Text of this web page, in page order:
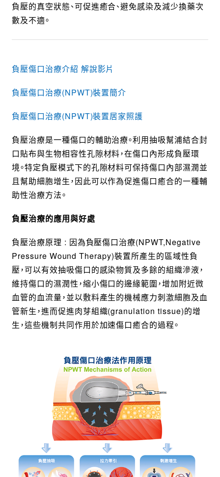
負壓的真空狀態、可促進癒合、避免感染及減少換藥次
數及不適。
負壓傷口治療介紹 解說影片
負壓傷口治療(NPWT)裝置簡介
負壓傷口治療(NPWT)裝置居家照護
負壓治療是一種傷口的輔助治療。利用抽吸幫浦結合封
口貼布與生物相容性孔隙材料，在傷口內形成負壓環
境。特定負壓模式下的孔隙材料可保持傷口內部濕潤並
且幫助細胞增生，因此可以作為促進傷口癒合的一種輔
助性治療方法。
負壓治療的應用與好處
負壓治療原理 : 因為負壓傷口治療(NPWT,Negative
Pressure Wound Therapy)裝置所產生的區域性負
壓，可以有效抽吸傷口的感染物質及多餘的組織滲液，
維持傷口的濕潤性，縮小傷口的邊緣範圍，增加附近微
血管的血流量，並以敷料產生的機械應力刺激細胞及血
管新生，進而促進肉芽組織(granulation tissue)的增
生，這些機制共同作用於加速傷口癒合的過程。